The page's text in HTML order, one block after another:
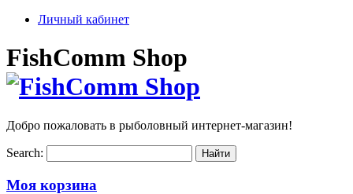
Личный кабинет
FishComm Shop
Добро пожаловать в рыболовный интернет-магазин!
Search:
Моя корзина